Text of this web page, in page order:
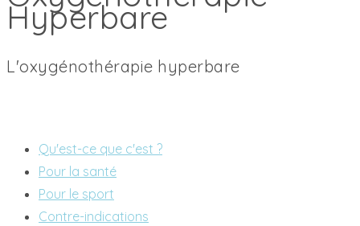
Hyperbare
L'oxygénothérapie hyperbare
Qu'est-ce que c'est ?
Pour la santé
Pour le sport
Contre-indications